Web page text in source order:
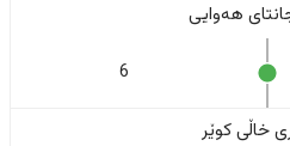
هەوایی
6
خاڵی کوێر